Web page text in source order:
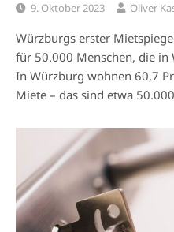
9. Oktober 2023 Oliver
Würzburgs erster
für 50.000 Menschen, die
In Würzburg wohnen 60,7
Miete – das sind etwa